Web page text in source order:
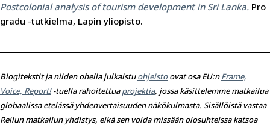
Postcolonial analysis of tourism development in Sri Lanka. Pro
gradu -tutkielma, Lapin yliopisto.
Blogitekstit ja niiden ohella julkaistuohjeistoovat osa EU:nFrame,
Voice, Report!-tuella rahoitettuaprojektia, jossa käsittelemme matkailua
globaalissa etelässä yhdenvertaisuuden näkökulmasta. Sisällöistä vastaa
Reilun matkailun yhdistys, eikä sen voida missään olosuhteissa katsoa